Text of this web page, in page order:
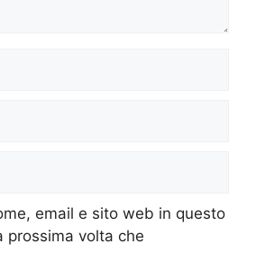
email e sito web in questo
prossima volta che